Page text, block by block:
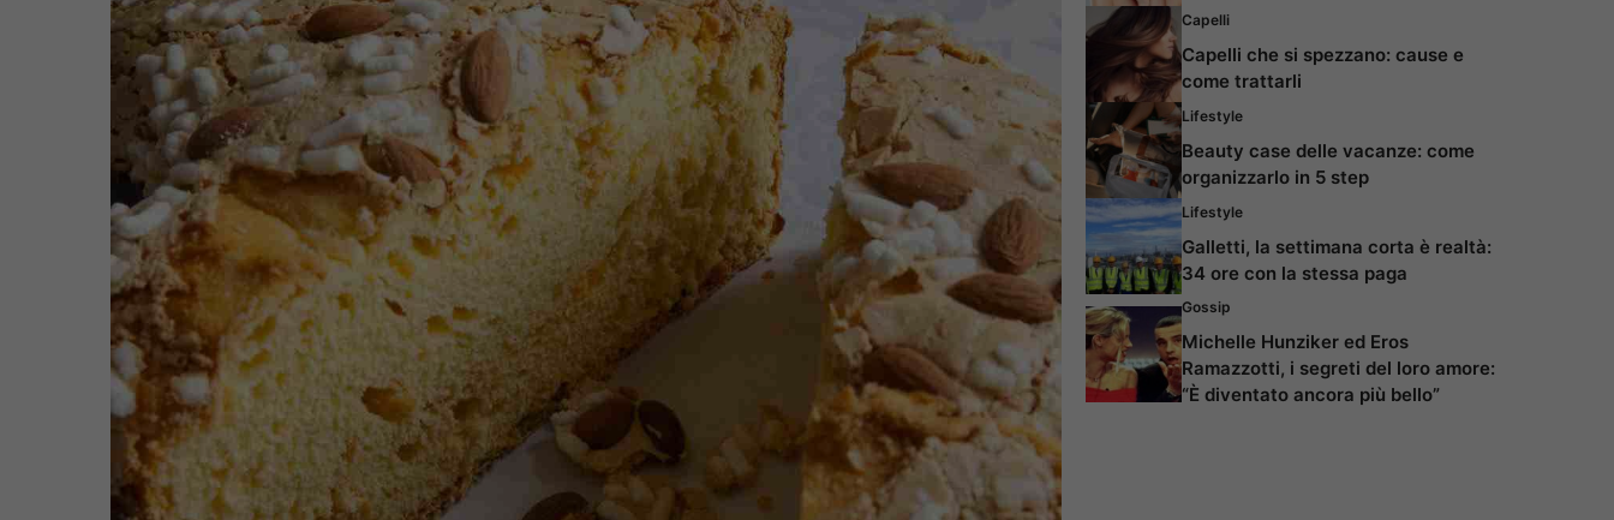
Capelli
Capelli che si spezzano: cause e
come trattarli
Lifestyle
Beauty case delle vacanze: come
organizzarlo in 5 step
Lifestyle
Galletti, la settimana corta è realtà:
34 ore con la stessa paga
Gossip
Michelle Hunziker ed Eros
Ramazzotti, i segreti del loro amore:
“È diventato ancora più bello”